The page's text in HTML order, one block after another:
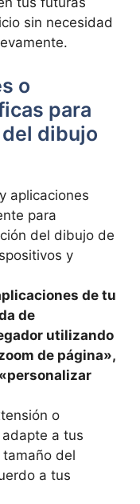
sin necesidad
o
para
dibujo
aplicaciones
⁣para
del dibujo de
y
de ⁢tu
de
utilizando
de página»,
o
a ⁣tus
del
a tus